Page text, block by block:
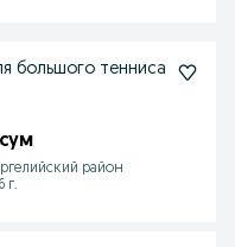
большого тенниса
район
г.